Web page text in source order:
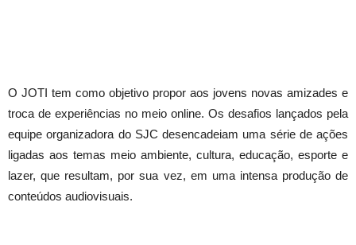
O JOTI tem como objetivo propor aos jovens novas amizades e
troca de experiências no meio online. Os desafios lançados pela
equipe organizadora do SJC desencadeiam uma série de ações
ligadas aos temas meio ambiente, cultura, educação, esporte e
lazer, que resultam, por sua vez, em uma intensa produção de
conteúdos audiovisuais.